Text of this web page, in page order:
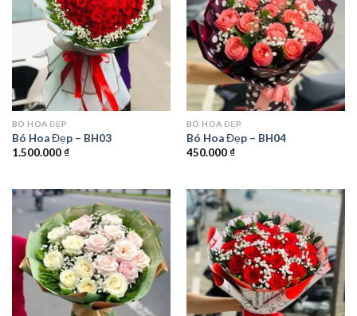
BÓ HOA ĐẸP
Bó Hoa Đẹp – BH03
1.500.000₫
BÓ HOA ĐẸP
Bó Hoa Đẹp – BH04
450.000₫